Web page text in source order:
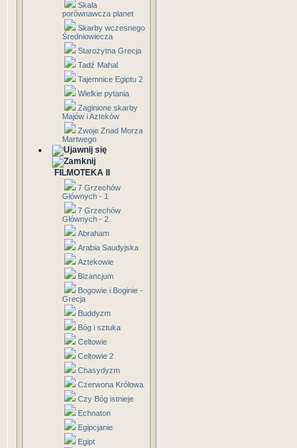
Skala
porównawcza planet
Skarby wczesnego
Średniowiecza
Starożytna Grecja
Tadź Mahal
Tajemnice Egiptu 2
Wielkie pytania
Zaginione skarby
Majów i Azteków
Zwoje Znad Morza
Martwego
FILMOTEKA II
7 Grzechów
Głównych - 1
7 Grzechów
Głównych - 2
Abraham
Arabia Saudyjska
Aztekowie
Bizancjum
Bogowie i Boginie -
Grecja
Buddyzm
Bóg i sztuka
Celtowie
Celtowie 2
Chasydyzm
Czerwona Królowa
Czy Bóg istnieje
Echnaton
Egipcjanie
Egipt